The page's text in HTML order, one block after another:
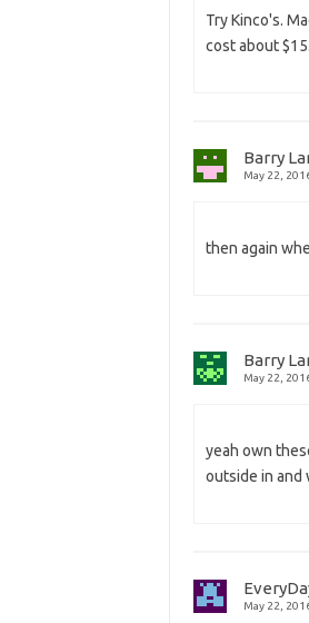
Try Kinco's.
cost about $15.
Barry
May 22,
then again
Barry
May 22,
yeah own
outside in and
May 22,